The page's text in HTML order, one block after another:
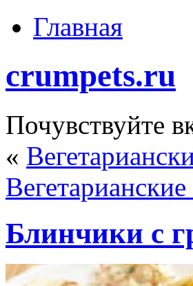
Главная
crumpets.ru
Почувствуйте
«
Блинчики с